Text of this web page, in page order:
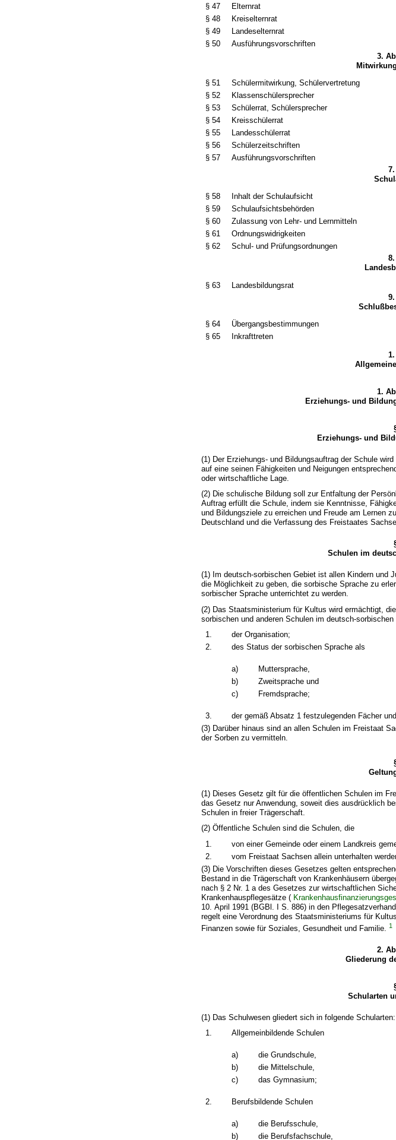
§ 47
Elternrat
§ 48
Kreiselternrat
§ 49
Landeselternrat
§ 50
Ausführungsvorschriften
3.
§ 51
Schülermitwirkung, Schülervertretung
§ 52
Klassenschülersprecher
§ 53
Schülerrat, Schülersprecher
§ 54
Kreisschülerrat
§ 55
Landesschülerrat
§ 56
Schülerzeitschriften
§ 57
Ausführungsvorschriften
7.
§ 58
Inhalt der Schulaufsicht
§ 59
Schulaufsichtsbehörden
§ 60
Zulassung von Lehr- und Lernmitteln
§ 61
Ordnungswidrigkeiten
§ 62
Schul- und Prüfungsordnungen
8.
§ 63
Landesbildungsrat
9.
§ 64
Übergangsbestimmungen
§ 65
Inkrafttreten
1.
1.
Erziehungs- und
Erziehungs- und
(1) Der Erziehungs- und Bildungsauftrag der Schule
auf eine seinen Fähigkeiten und Neigungen
oder wirtschaftliche Lage.
(2) Die schulische Bildung soll zur Entfaltung der
Auftrag erfüllt die Schule, indem sie Kenntnisse,
und Bildungsziele zu erreichen und Freude am Lernen
Deutschland und die Verfassung des Freistaates
Schulen im
(1) Im deutsch-sorbischen Gebiet ist allen Kindern und
die Möglichkeit zu geben, die sorbische Sprache zu
sorbischer Sprache unterrichtet zu werden.
(2) Das Staatsministerium für Kultus wird ermächtigt,
sorbischen und anderen Schulen im deutsch-
1.
der Organisation;
2.
des Status der sorbischen Sprache als
a)
Muttersprache,
b)
Zweitsprache und
c)
Fremdsprache;
3.
der gemäß Absatz 1 festzulegenden Fächer
(3) Darüber hinaus sind an allen Schulen im Freistaat
der Sorben zu vermitteln.
(1) Dieses Gesetz gilt für die öffentlichen Schulen im
das Gesetz nur Anwendung, soweit dies ausdrücklich
Schulen in freier Trägerschaft.
(2) Öffentliche Schulen sind die Schulen, die
1.
von einer Gemeinde oder einem Landkreis
2.
vom Freistaat Sachsen allein unterhalten
(3) Die Vorschriften dieses Gesetzes gelten
Bestand in die Trägerschaft von Krankenhäusern
nach § 2 Nr. 1 a des Gesetzes zur wirtschaftlichen
Krankenhauspflegesätze (
10. April 1991 (BGBl. I S. 886) in den
regelt eine Verordnung des Staatsministeriums für
Finanzen sowie für Soziales, Gesundheit und Familie.1
2.
Gliederung
Schularten
(1) Das Schulwesen gliedert sich in folgende Schularten:
1.
Allgemeinbildende Schulen
a)
die Grundschule,
b)
die Mittelschule,
c)
das Gymnasium;
2. Berufsbildende Schulen
a)
die Berufsschule,
b)
die Berufsfachschule,